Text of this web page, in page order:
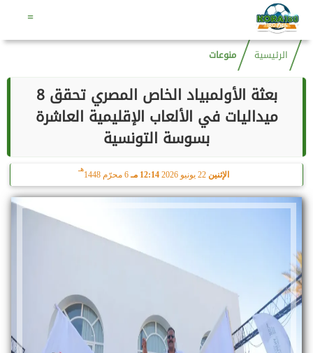
=
الرئيسية منوعات
بعثة الأولمبياد الخاص المصري تحقق 8
ميداليات في الألعاب الإقليمية العاشرة
بسوسة التونسية
الإثنين 12:14 مـ 6 محرّم 1448
هـ